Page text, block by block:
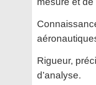
Rigueur,
d’analyse.